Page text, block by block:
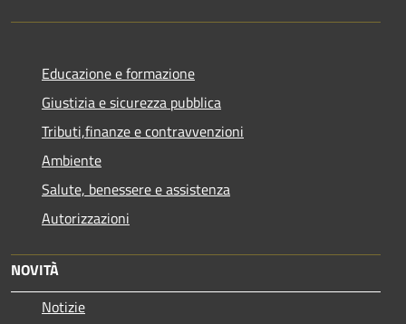
Educazione e formazione
Giustizia e sicurezza pubblica
Tributi,finanze e contravvenzioni
Ambiente
Salute, benessere e assistenza
Autorizzazioni
NOVITÀ
Notizie